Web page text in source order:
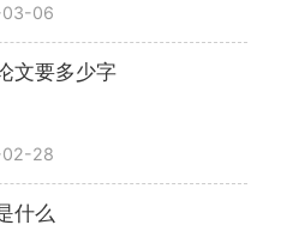
06
文要多少字
28
什么